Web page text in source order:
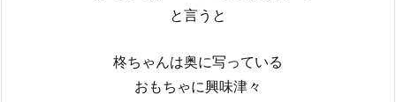
と言うと
柊ちゃんは奥に写っている
おもちゃに興味津々